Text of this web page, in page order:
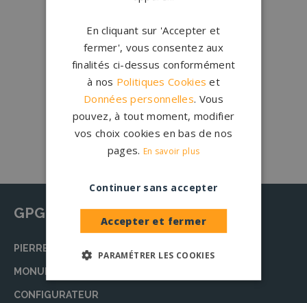
1.200 partenaires en France
Nos partenaires
Large choix de granits et de
coloris
Nos granits
GPG Granit
PIERRE TOMBALE
MONUMENT FUNÉRAIRE
CONFIGURATEUR
En cliquant sur 'Accepter et
fermer', vous consentez aux
finalités ci-dessus conformément
à nos Politiques Cookies et
Données personnelles. Vous
pouvez, à tout moment, modifier
vos choix cookies en bas de nos
pages. En savoir plus
Accepter et fermer
Continuer sans accepter
PARAMÉTRER LES COOKIES